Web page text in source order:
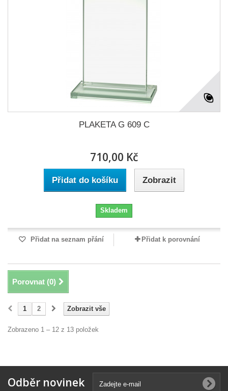
PLAKETA G 609 C
710,00 Kč
Přidat do košíku Zobrazit
Skladem
Přidat na seznam přání Přidat k porovnání
Porovnat (0)
Zobrazit vše
1 2
Zobrazeno 1 – 12 z 13 položek
Odběr novinek